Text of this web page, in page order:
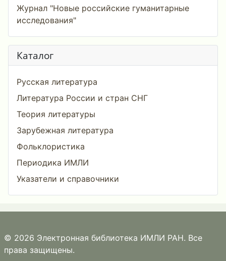
Журнал "Новые российские гуманитарные
исследования"
Каталог
Русская литература
Литература России и стран СНГ
Теория литературы
Зарубежная литература
Фольклористика
Периодика ИМЛИ
Указатели и справочники
© 2026 Электронная библиотека ИМЛИ РАН. Все
права защищены.